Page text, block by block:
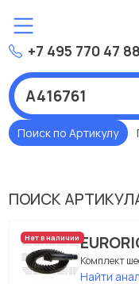
+7 495 770 47 88
Поиск по Артикулу
ПОИСК
Нет в наличии
Комплект
Найти